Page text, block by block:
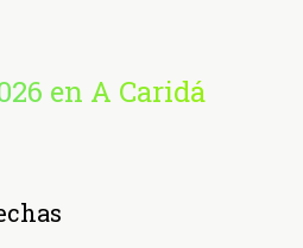
en A Caridá